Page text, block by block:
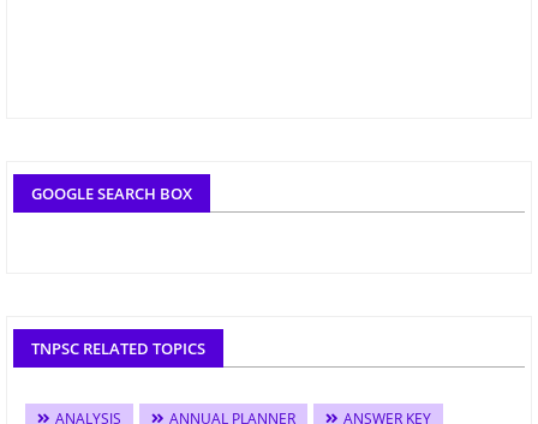
GOOGLE SEARCH BOX
TNPSC RELATED TOPICS
ANALYSIS ANNUAL PLANNER
ANSWER KEY